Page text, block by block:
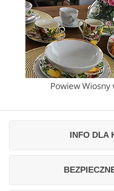
Powiew Wiosny
INFO DLA